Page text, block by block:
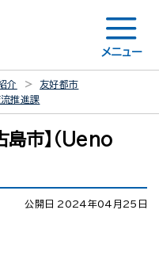
メニュー
介
友好都市
推進課
島市】（Ueno
公開日 2024年04月25日